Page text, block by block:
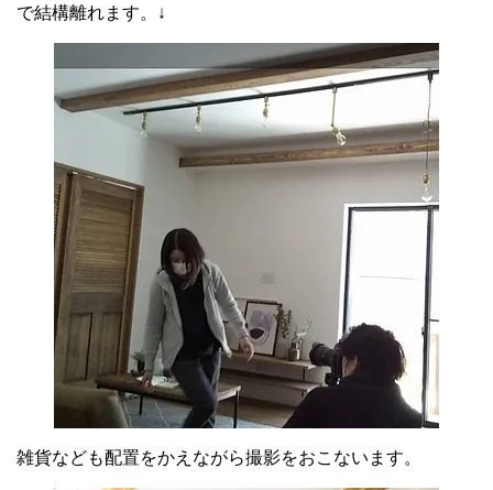
で結構離れます。↓
雑貨なども配置をかえながら撮影をおこないます。